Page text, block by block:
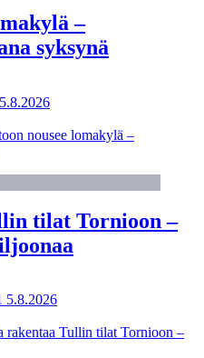
–
syksynä
5.8.2026
nousee lomakylä –
tilat Tornioon –
5.8.2026
rakentaa Tullin tilat Tornioon –